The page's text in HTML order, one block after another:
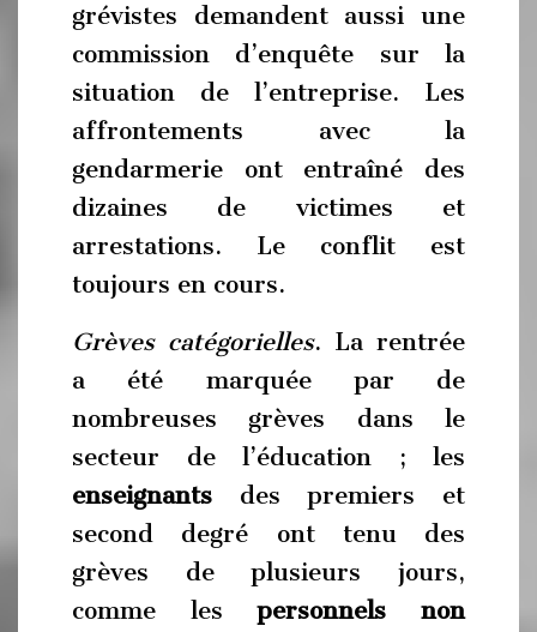
grévistes demandent aussi une
commission d’enquête sur la
situation de l’entreprise. Les
affrontements avec la
gendarmerie ont entraîné des
dizaines de victimes et
arrestations. Le conflit est
toujours en cours.
Grèves catégorielles. La rentrée
a été marquée par de
nombreuses grèves dans le
secteur de l’éducation ; les
enseignants des premiers et
second degré ont tenu des
grèves de plusieurs jours,
comme lespersonnels non